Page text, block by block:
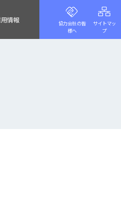
情報
協力会社の皆
様へ
サイトマッ
プ